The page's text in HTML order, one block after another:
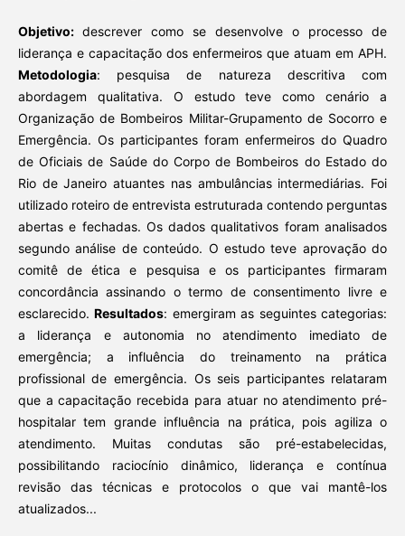
Objetivo: descrever como se desenvolve o processo de
liderança e capacitação dos enfermeiros que atuam em APH.
Metodologia: pesquisa de natureza descritiva com
abordagem qualitativa. O estudo teve como cenário a
Organização de Bombeiros Militar-Grupamento de Socorro e
Emergência. Os participantes foram enfermeiros do Quadro
de Oficiais de Saúde do Corpo de Bombeiros do Estado do
Rio de Janeiro atuantes nas ambulâncias intermediárias. Foi
utilizado roteiro de entrevista estruturada contendo perguntas
abertas e fechadas. Os dados qualitativos foram analisados
segundo análise de conteúdo. O estudo teve aprovação do
comitê de ética e pesquisa e os participantes firmaram
concordância assinando o termo de consentimento livre e
esclarecido.Resultados: emergiram as seguintes categorias:
a liderança e autonomia no atendimento imediato de
emergência; a influência do treinamento na prática
profissional de emergência. Os seis participantes relataram
que a capacitação recebida para atuar no atendimento pré-
hospitalar tem grande influência na prática, pois agiliza o
atendimento. Muitas condutas são pré-estabelecidas,
possibilitando raciocínio dinâmico, liderança e contínua
revisão das técnicas e protocolos o que vai mantê-los
atualizados...